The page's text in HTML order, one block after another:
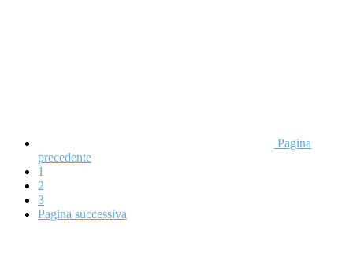
Pagina
precedente
1
2
3
Pagina successiva